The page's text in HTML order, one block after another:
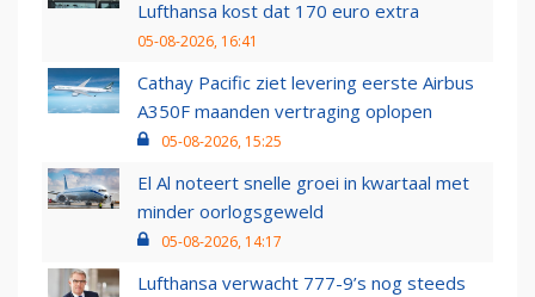
Lufthansa kost dat 170 euro extra
05-08-2026, 16:41
Cathay Pacific ziet levering eerste Airbus
A350F maanden vertraging oplopen
05-08-2026, 15:25
El Al noteert snelle groei in kwartaal met
minder oorlogsgeweld
05-08-2026, 14:17
Lufthansa verwacht 777-9’s nog steeds